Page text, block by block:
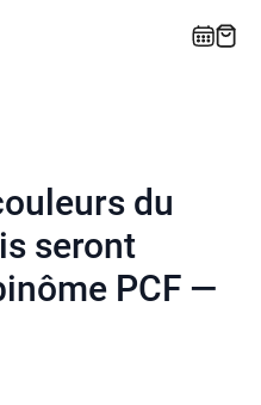
du
seront
PCF —